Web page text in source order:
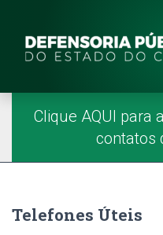
Site da
Menu
Página Inicial
Clique AQUI para
contatos
Telefones Úteis